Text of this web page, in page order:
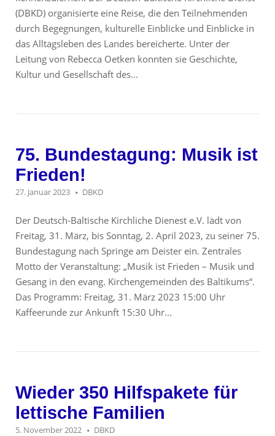
(DBKD) organisierte eine Reise, die den Teilnehmenden
durch Begegnungen, kulturelle Einblicke und Einblicke in
das Alltagsleben des Landes bereicherte. Unter der
Leitung von Rebecca Oetken konnten sie Geschichte,
Kultur und Gesellschaft des...
75. Bundestagung: Musik ist
Frieden!
27. Januar 2023 DBKD
Der Deutsch-Baltische Kirchliche Dienest e.V. lädt von
Freitag, 31. März, bis Sonntag, 2. April 2023, zu seiner 75.
Bundestagung nach Springe am Deister ein. Zentrales
Motto der Veranstaltung: „Musik ist Frieden – Musik und
Gesang in den evang. Kirchengemeinden des Baltikums“.
Das Programm: Freitag, 31. März 2023 15:00 Uhr
Kaffeerunde zur Ankunft 15:30 Uhr...
Wieder 350 Hilfspakete für
lettische Familien
5. November 2022 DBKD